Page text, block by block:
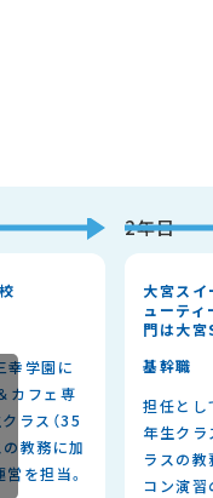
幸学園に
カフェ専
ラス（35
教務に加
を担当。
2年目
大宮スイ
ューティ
門は大宮
基幹職
担任とし
年生クラ
ラスの教
コン演習